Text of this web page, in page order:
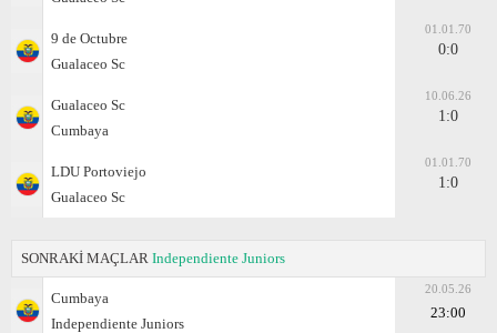
9 de Octubre
Gualaceo Sc
01.01.70
0:0
Gualaceo Sc
Cumbaya
10.06.26
1:0
LDU Portoviejo
Gualaceo Sc
01.01.70
1:0
SONRAKİ MAÇLAR Independiente Juniors
Cumbaya
Independiente Juniors
20.05.26
23:00